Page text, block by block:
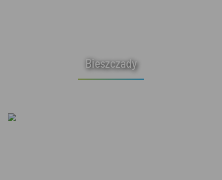
Bieszczady